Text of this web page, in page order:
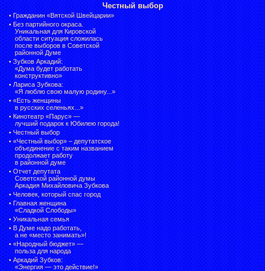
Честный выбор
• Гражданин «Вятской Швейцарии»
• Без партийного окраса.
Уникальная для Кировской
области ситуация сложилась
после выборов в Советской
районной Думе
• Зубков Аркадий:
«Дума будет работать
конструктивно»
• Лариса Зубкова:
«Я люблю свою малую родину...»
• «Есть женщины
в русских селеньях...»
• Кинотеатр «Парус» —
лучший подарок к Юбилею города!
• Честный выбор
• «Честный выбор» – депутатское
объединение с таким названием
продолжает работу
в районной думе
• Отчет депутата
Советской районной думы
Аркадия Михайловича Зубкова
• Человек, который спас город
• Главная женщина
«Сладкой Слободы»
• Уникальная семья
• В Думе надо работать,
а не «место занимать»!
• «Народный бюджет» —
польза для народа
• Аркадий Зубков:
«Энергия — это действие!»